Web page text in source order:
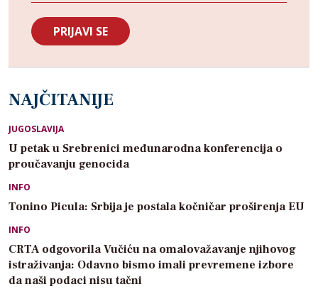
NAJČITANIJE
JUGOSLAVIJA
U petak u Srebrenici međunarodna konferencija o
proučavanju genocida
INFO
Tonino Picula: Srbija je postala kočničar proširenja EU
INFO
CRTA odgovorila Vučiću na omalovažavanje njihovog
istraživanja: Odavno bismo imali prevremene izbore
da naši podaci nisu tačni